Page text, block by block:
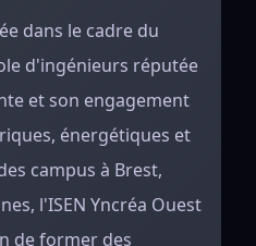
dans le cadre du
d'ingénieurs réputée
et son engagement
énergétiques et
campus à Brest,
l'ISEN Yncréa Ouest
de former des